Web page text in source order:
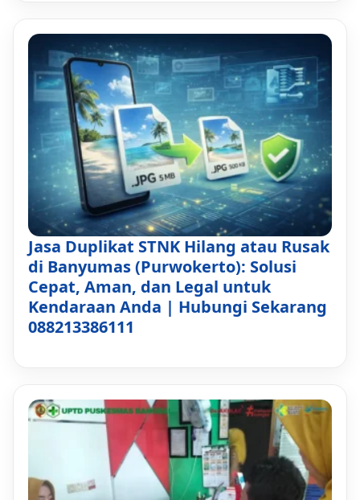
Jasa Duplikat STNK Hilang atau Rusak
di Banyumas (Purwokerto): Solusi
Cepat, Aman, dan Legal untuk
Kendaraan Anda | Hubungi Sekarang
088213386111